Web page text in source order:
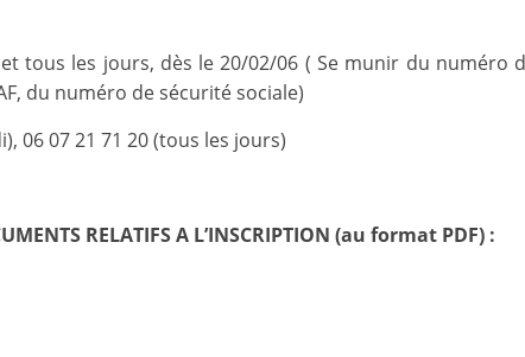
tous les jours, dès le 20/02/06 ( Se munir du numéro
du numéro de sécurité sociale)
06 07 21 71 20 (tous les jours)
RELATIFS A L’INSCRIPTION (au format PDF) :